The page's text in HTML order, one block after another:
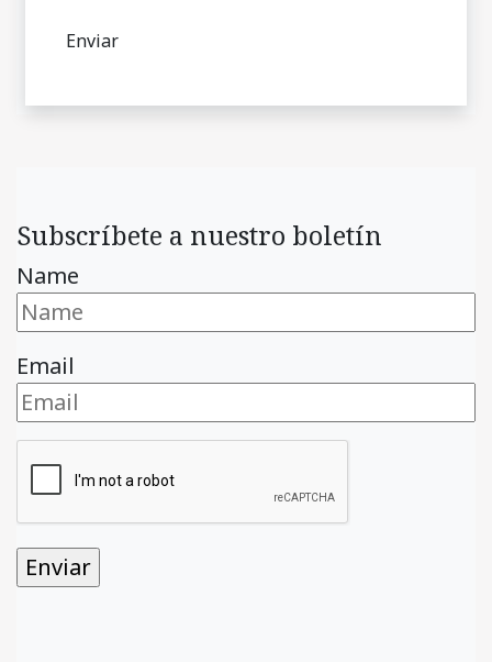
Subscríbete a nuestro boletín
Name
Email